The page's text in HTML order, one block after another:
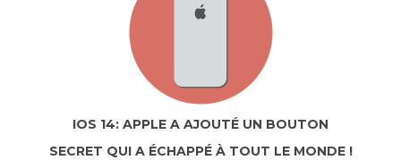
IOS 14: APPLE A AJOUTÉ UN BOUTON
SECRET QUI A ÉCHAPPÉ À TOUT LE MONDE !